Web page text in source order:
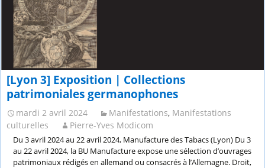
[Lyon 3] Exposition | Collections
patrimoniales germanophones
mardi 2 avril 2024 Manifestations, Manifestations
culturelles
Pierre-Yves Modicom
Du 3 avril 2024 au 22 avril 2024, Manufacture des Tabacs (Lyon) Du 3
au 22 avril 2024, la BU Manufacture expose une sélection d’ouvrages
patrimoniaux rédigés en allemand ou consacrés à l’Allemagne. Droit,